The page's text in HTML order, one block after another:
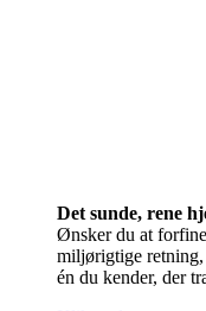
Det sunde, rene
Ønsker du at
miljørigtige
én du kender, der